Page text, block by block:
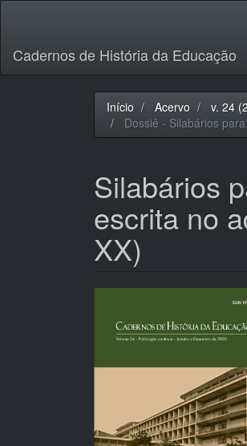
principal
Barra
Cadernos de História da Educação
Início Acervo
v. 24
Dossiê - Silabários
Silabários
escrita no
XX)
lateral